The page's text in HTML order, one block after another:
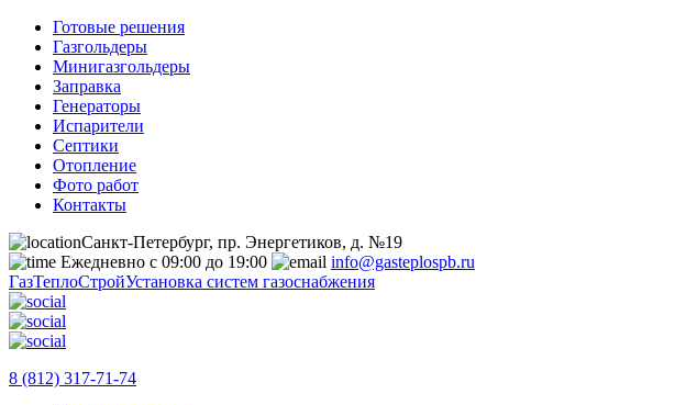
Готовые решения
Газгольдеры
Минигазгольдеры
Заправка
Генераторы
Испарители
Септики
Отопление
Фото работ
Контакты
Санкт-Петербург, пр. Энергетиков, д. №19
Ежедневно с 09:00 до 19:00
info@gasteplospb.ru
ГазТеплоСтройУстановка систем газоснабжения
8 (812) 317-71-74